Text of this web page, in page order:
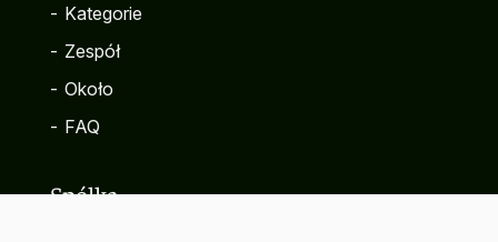
- Kategorie
- Zespół
- Około
- FAQ
Spółka